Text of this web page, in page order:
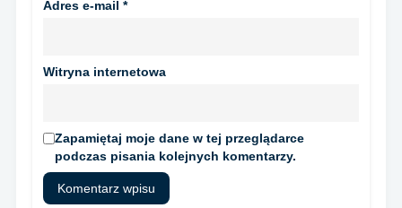
Adres e-mail *
Witryna internetowa
Zapamiętaj moje dane w tej przeglądarce
podczas pisania kolejnych komentarzy.